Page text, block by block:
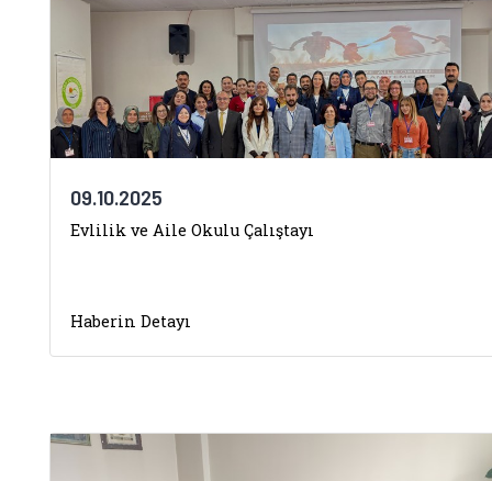
09.10.2025
Evlilik ve Aile Okulu Çalıştayı
Haberin Detayı